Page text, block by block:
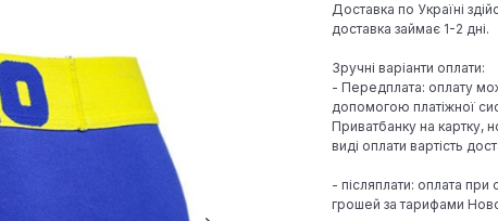
Доставка по Україні
доставка займає 1-2 дні.
Зручні варіанти оплати:
- Передплата: оплату
допомогою платіжної
Приватбанку на картку,
виді оплати вартість
- післяплати: оплата при
грошей за тарифами